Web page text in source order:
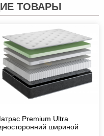
ТОВАРЫ
Premium Ultra
шириной